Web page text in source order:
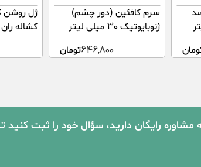
8 درصد
سرم کافئین (دور چشم)
ژنوبایوتیک 30 میلی لیتر
646,800تومان
ژل روشن
کشاله
مشاوره رایگان دارید، سؤال خود را ثبت